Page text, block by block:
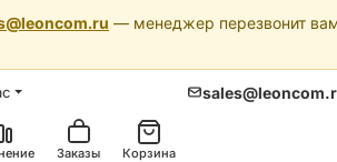
— менеджер перезвонит
Заказы Корзина